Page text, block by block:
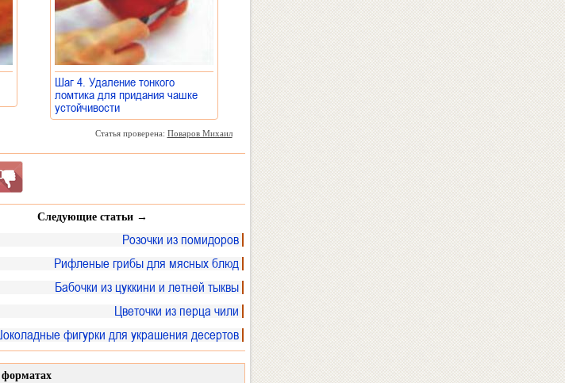
Шаг 4. Удаление тонкого
ломтика для придания чашке
устойчивости
Статья проверена: Поваров Михаил
Следующие статьи →
Розочки из помидоров
Рифленые грибы для мясных блюд
Бабочки из цуккини и летней тыквы
Цветочки из перца чили
фигурки для украшения десертов